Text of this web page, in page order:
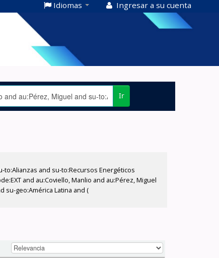
Idiomas Ingresar a su cuenta
Ir
to:Alianzas and su-to:Recursos Energéticos
and au:Coviello, Manlio and au:Pérez, Miguel
su-geo:América Latina and (